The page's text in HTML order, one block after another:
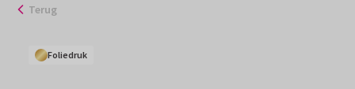
Terug
Foliedruk
Foliedruk
Foliedruk